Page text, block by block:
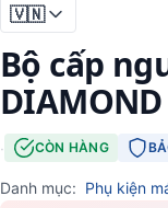
🇻🇳
Bộ cấp
· CÒN HÀNG
Danh mục: Phụ kiện